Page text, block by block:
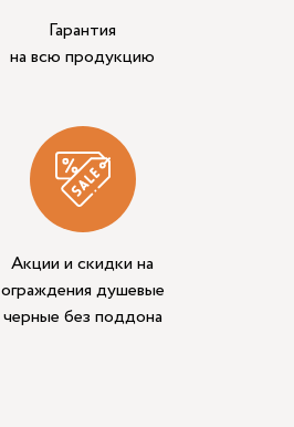
Гарантия
на всю продукцию
Акции и скидки на
ограждения душевые
черные без поддона